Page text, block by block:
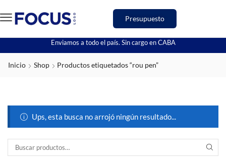
Presupuesto
Enviamos a todo el país. Sin cargo en CABA
Inicio Shop Productos etiquetados “rou pen”
Ups, esta busca no arrojó ningún resultado...